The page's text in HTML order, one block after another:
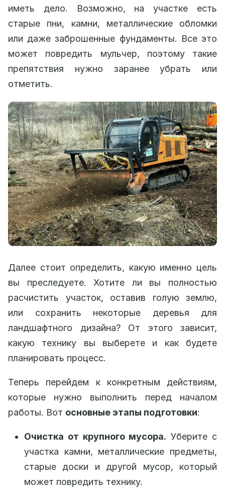
иметь дело. Возможно, на участке есть
старые пни, камни, металлические обломки
или даже заброшенные фундаменты. Все это
может повредить мульчер, поэтому такие
препятствия нужно заранее убрать или
отметить.
Далее стоит определить, какую именно цель
вы преследуете. Хотите ли вы полностью
расчистить участок, оставив голую землю,
или сохранить некоторые деревья для
ландшафтного дизайна? От этого зависит,
какую технику вы выберете и как будете
планировать процесс.
Теперь перейдем к конкретным действиям,
которые нужно выполнить перед началом
работы. Вот основные этапы подготовки:
Очистка от крупного мусора. Уберите с
участка камни, металлические предметы,
старые доски и другой мусор, который
может повредить технику.